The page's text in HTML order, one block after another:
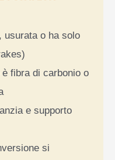
usurata o ha solo
fibra di carbonio o
e supporto
si